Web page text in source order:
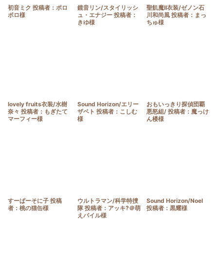
初音ミク 投稿者：ポロ
ポロ様
鏡音リン/スタイリッシ
ュ・エナジー 投稿者：
きゆ様
聖飢魔II衣装/ゼノン石
川和尚風 投稿者：まっ
ちゅ様
lovely fruits衣装/水樹
奈々 投稿者：もぎたて
マーフィー様
Sound Horizon/エリー
ザベト 投稿者：こしむ
様
おもいっきり探偵団覇
悪怒組/ 投稿者：魔っけ
ん楼様
すーぱーそに子 投稿
者：桃の猫缶様
ウルトラマン/科学特捜
隊 投稿者：アッキ?＠萌
えバイル様
Sound Horizon/Noel
投稿者：黒耀様